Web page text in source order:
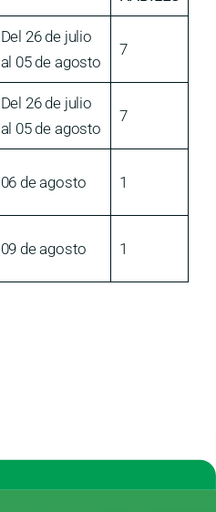
Del 26 de julio
al 05 de agosto
7
Del 26 de julio
al 05 de agosto
7
06 de agosto 1
09 de agosto 1